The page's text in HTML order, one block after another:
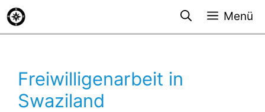
Zum
Inhalt
springen
Menü
Freiwilligenarbeit in
Swaziland